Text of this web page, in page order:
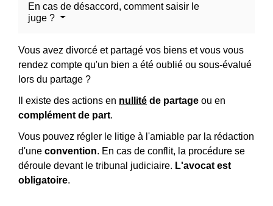
En cas de désaccord, comment saisir le
juge ?
Vous avez divorcé et partagé vos biens et vous vous
rendez compte qu'un bien a été oublié ou sous-évalué
lors du partage ?
Il existe des actions en nullité de partage ou en
complément de part.
Vous pouvez régler le litige à l'amiable par la rédaction
d'une convention. En cas de conflit, la procédure se
déroule devant le tribunal judiciaire. L'avocat est
obligatoire.